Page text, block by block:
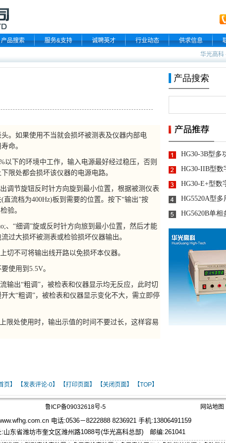
产品搜索 服务&支持 诚聘英才 行业动态 供求信息
华光高科
。如果使用不当就会损坏被测表及仪器内部电
命。
的环境中工作，输入电源最好经过稳压，否则
限处都会损坏该仪器的电源电路。
节旋钮反时针方向旋到最小位置，根据被测仪表
直流档为400Hz)板到需要的位置。按下“输出”按
验。
、“细调”旋或反时针方向旅到最小位置，然后才能
过大损坏被测表或检验损坏仪器输出。
不可将输出线开路以免损坏本仪器。
使用到5.5V。
出“粗调”，被检表和仪器显示均无反应，此时切
大“粗调”，被检表和仪器显示变化不大，需立即停
限处使用时，输出示值的时间不要过长，这样容易
页】 【发表评论-0】 【打印页面】 【关闭页面】 【TOP】
鲁ICP备09032618号-5 网站地图
电话:0536－8222888 8236921 手机:13806491159
:山东省潍坊市奎文区潍州路1088号(华光高科总部) 邮编:261041